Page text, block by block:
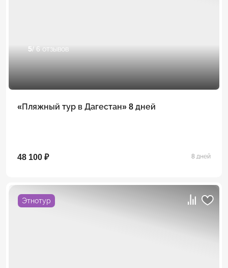
5/ 6 отзывов
«Пляжный тур в Дагестан» 8 дней
48 100 ₽ 8 дней
Этнотур